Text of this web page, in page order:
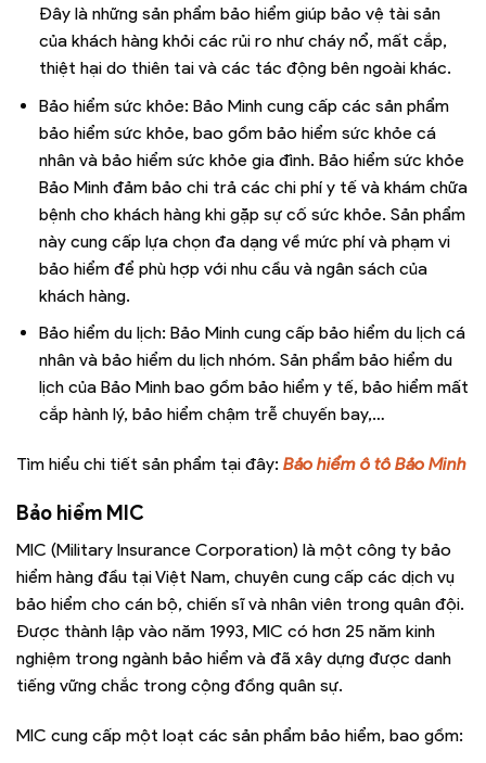
Đây là những sản phẩm bảo hiểm giúp bảo vệ tài sản
của khách hàng khỏi các rủi ro như cháy nổ, mất cắp,
thiệt hại do thiên tai và các tác động bên ngoài khác.
Bảo hiểm sức khỏe: Bảo Minh cung cấp các sản phẩm
bảo hiểm sức khỏe, bao gồm bảo hiểm sức khỏe cá
nhân và bảo hiểm sức khỏe gia đình. Bảo hiểm sức khỏe
Bảo Minh đảm bảo chi trả các chi phí y tế và khám chữa
bệnh cho khách hàng khi gặp sự cố sức khỏe. Sản phẩm
này cung cấp lựa chọn đa dạng về mức phí và phạm vi
bảo hiểm để phù hợp với nhu cầu và ngân sách của
khách hàng.
Bảo hiểm du lịch: Bảo Minh cung cấp bảo hiểm du lịch cá
nhân và bảo hiểm du lịch nhóm. Sản phẩm bảo hiểm du
lịch của Bảo Minh bao gồm bảo hiểm y tế, bảo hiểm mất
cắp hành lý, bảo hiểm chậm trễ chuyến bay,…
Tìm hiểu chi tiết sản phẩm tại đây: Bảo hiểm ô tô Bảo Minh
Bảo hiểm MIC
MIC (Military Insurance Corporation) là một công ty bảo
hiểm hàng đầu tại Việt Nam, chuyên cung cấp các dịch vụ
bảo hiểm cho cán bộ, chiến sĩ và nhân viên trong quân đội.
Được thành lập vào năm 1993, MIC có hơn 25 năm kinh
nghiệm trong ngành bảo hiểm và đã xây dựng được danh
tiếng vững chắc trong cộng đồng quân sự.
MIC cung cấp một loạt các sản phẩm bảo hiểm, bao gồm: